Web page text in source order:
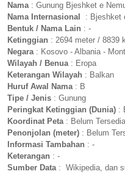
Nama: Gunung Bjeshket e
Nama Internasional
: Bjeshket
Bentuk / Nama Lain : -
Ketinggian : 2694 meter / 8839
Negara: Kosovo - Albania -
Wilayah / Benua: Eropa
Keterangan Wilayah : Balkan
Huruf Awal Nama: B
Tipe / Jenis : Gunung
Peringkat Ketinggian (Dunia) :
Koordinat Peta: Belum Tersedia
Penonjolan (meter) : Belum
Informasi Tambahan : -
Keterangan : -
Sumber Data: Wikipedia, dan